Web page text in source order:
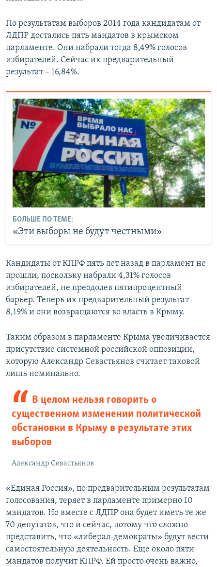
По результатам выборов 2014 года кандидатам от
ЛДПР достались пять мандатов в крымском
парламенте. Они набрали тогда 8,49% голосов
избирателей. Сейчас их предварительный
результат – 16,84%.
БОЛЬШЕ ПО ТЕМЕ:
«Эти выборы не будут честными»
Кандидаты от КПРФ пять лет назад в парламент не
прошли, поскольку набрали 4,31% голосов
избирателей, не преодолев пятипроцентный
барьер. Теперь их предварительный результат –
8,19% и они возвращаются во власть в Крыму.
Таким образом в парламенте Крыма увеличивается
присутствие системной российской оппозиции,
которую Александр Севастьянов считает таковой
лишь номинально.
В целом нельзя говорить о
существенном изменении политической
обстановки в Крыму в результате этих
выборов
Александр Севастьянов
«Единая Россия», по предварительным результатам
голосования, теряет в парламенте примерно 10
мандатов. Но вместе с ЛДПР она будет иметь те же
70 депутатов, что и сейчас, потому что сложно
представить, что «либерал-демократы» будут вести
самостоятельную деятельность. Еще около пяти
мандатов получит КПРФ. Ей просто очень важно,